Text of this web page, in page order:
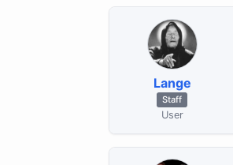
Lange
Staff
User